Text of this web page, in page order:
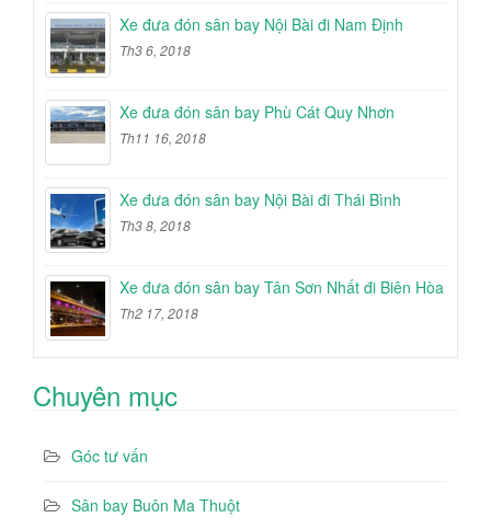
Xe đưa đón sân bay Nội Bài đi Nam Định
Th3 6, 2018
Xe đưa đón sân bay Phù Cát Quy Nhơn
Th11 16, 2018
Xe đưa đón sân bay Nội Bài đi Thái Bình
Th3 8, 2018
Xe đưa đón sân bay Tân Sơn Nhất đi Biên Hòa
Th2 17, 2018
Chuyên mục
Góc tư vấn
Sân bay Buôn Ma Thuột